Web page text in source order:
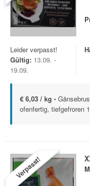
Leider verpasst!
Gültig: 13.09. -
19.09.
€ 6,03 / kg -
ofenfertig, tiefgefroren
Verpasst!